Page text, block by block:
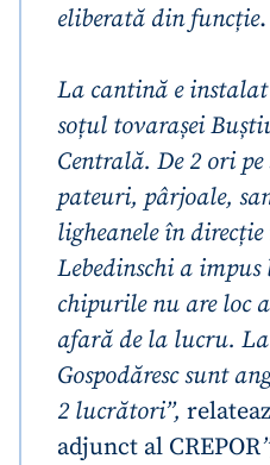
eliberată din funcție.
La cantină e instalat
soțul tovarașei
Centrală. De 2 ori
pateuri, pârjoale,
ligheanele în
Lebedinschi a
chipurile nu are loc
afară de la lucru.
Gospodăresc sunt
2 lucrători”,
adjunct al CREPOR